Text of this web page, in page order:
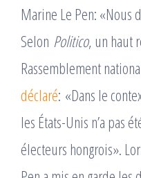
Marine Le Pen: «Nous
Selon Politico, un haut
Rassemblement
déclaré: «Dans le
les États-Unis n’a pas
électeurs hongrois».